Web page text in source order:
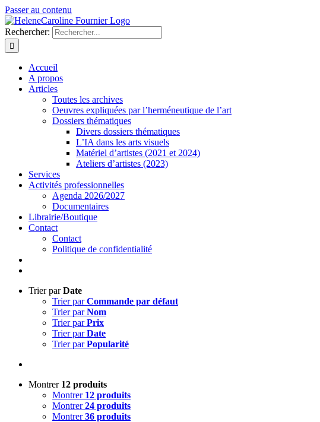
Passer au contenu
Rechercher:
Accueil
A propos
Articles
Toutes les archives
Oeuvres expliquées par l’herméneutique de l’art
Dossiers thématiques
Divers dossiers thématiques
L’IA dans les arts visuels
Matériel d’artistes (2021 et 2024)
Ateliers d’artistes (2023)
Services
Activités professionnelles
Agenda 2026/2027
Documentaires
Librairie/Boutique
Contact
Contact
Politique de confidentialité
Trier parDate
Trier parCommande par défaut
Trier parNom
Trier parPrix
Trier parDate
Trier parPopularité
Montrer 12 produits
Montrer 12 produits
Montrer24 produits
Montrer36 produits